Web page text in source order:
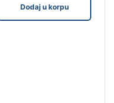
Dodaj u korpu